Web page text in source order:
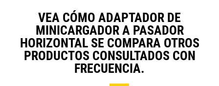
VEA CÓMO ADAPTADOR DE
MINICARGADOR A PASADOR
HORIZONTAL SE COMPARA OTROS
PRODUCTOS CONSULTADOS CON
FRECUENCIA.